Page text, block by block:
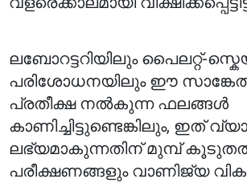
ലബോറട്ടറിയിലും പൈലറ്റ്-
പരിശോധനയിലും ഈ
പ്രതീക്ഷ നൽകുന്ന ഫലങ്ങൾ
കാണിച്ചിട്ടുണ്ടെങ്കിലും, ഇത്
ലഭ്യമാകുന്നതിന് മുമ്പ്
പരീക്ഷണങ്ങളും വാണിജ്യ